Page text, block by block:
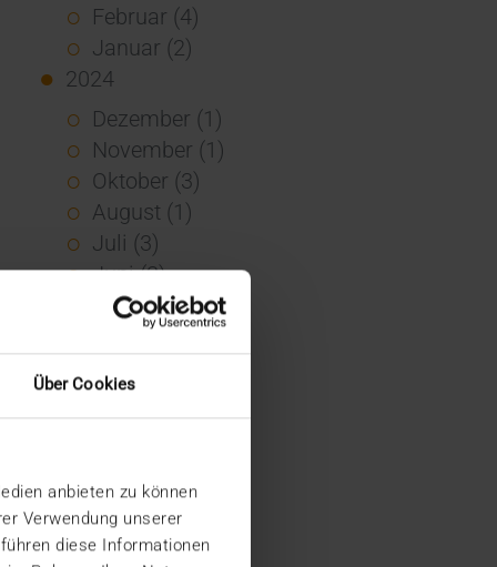
Über Cookies
anbieten zu können
Verwendung unserer
diese Informationen
Februar (4)
Januar (2)
2024
Dezember (1)
November (1)
Oktober (3)
August (1)
Juli (3)
Juni (3)
Mai (7)
April (4)
Februar (3)
Dezember (5)
November (6)